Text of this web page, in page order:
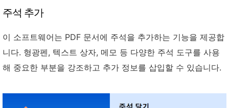
주석 추가
이 소프트웨어는 PDF 문서에 주석을 추가하는 기능을 제공합
니다. 형광펜, 텍스트 상자, 메모 등 다양한 주석 도구를 사용
해 중요한 부분을 강조하고 추가 정보를 삽입할 수 있습니다.